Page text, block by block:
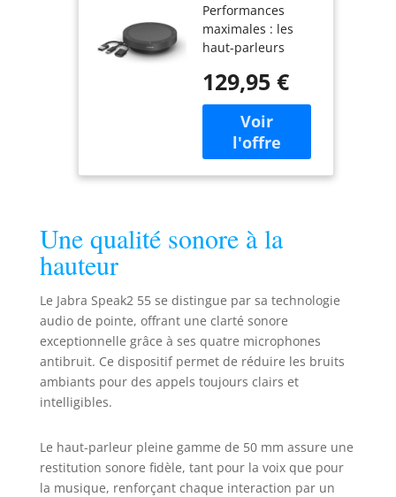
Certifié pour
Google Meet,
Gris Foncé
Performances
maximales : les
haut-parleurs
50 mm et l’audio
large bande offrent
une qualité sonore
cristalline, tandis
que l’audio duplex
intégral garantit
déroulent
naturellement Les
formation de
faisceau du haut-
parleur captent le
son de toutes les
directions et
normalisation du
niveau de voix
égalise toutes les
129,95 €
Une qualité sonore à la
hauteur
Le Jabra Speak2 55 se distingue par sa technologie
audio de pointe, offrant une clarté sonore
exceptionnelle grâce à ses quatre microphones
antibruit. Ce dispositif permet de réduire les bruits
ambiants pour des appels toujours clairs et
intelligibles.
Le haut-parleur pleine gamme de 50 mm assure une
restitution sonore fidèle, tant pour la voix que pour
la musique, renforçant chaque interaction par un